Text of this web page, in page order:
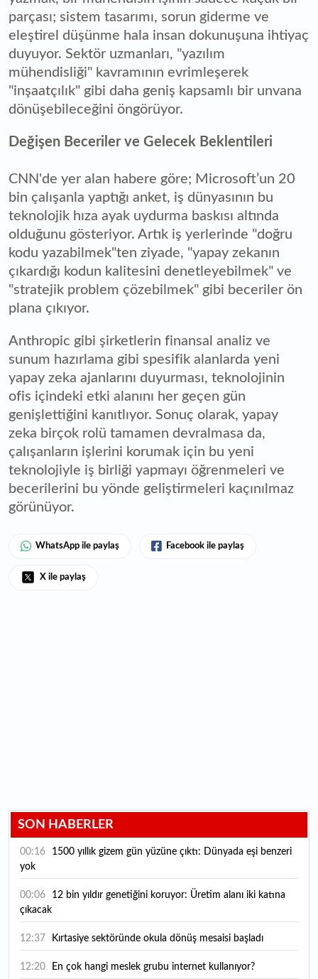
parçası; sistem tasarımı, sorun giderme ve
eleştirel düşünme hala insan dokunuşuna ihtiyaç
duyuyor. Sektör uzmanları, "yazılım
mühendisliği" kavramının evrimleşerek
"inşaatçılık" gibi daha geniş kapsamlı bir unvana
dönüşebileceğini öngörüyor.
Değişen Beceriler ve Gelecek Beklentileri
CNN'de yer alan habere göre; Microsoft’un 20
bin çalışanla yaptığı anket, iş dünyasının bu
teknolojik hıza ayak uydurma baskısı altında
olduğunu gösteriyor. Artık iş yerlerinde "doğru
kodu yazabilmek"ten ziyade, "yapay zekanın
çıkardığı kodun kalitesini denetleyebilmek" ve
"stratejik problem çözebilmek" gibi beceriler ön
plana çıkıyor.
Anthropic gibi şirketlerin finansal analiz ve
sunum hazırlama gibi spesifik alanlarda yeni
yapay zeka ajanlarını duyurması, teknolojinin
ofis içindeki etki alanını her geçen gün
genişlettiğini kanıtlıyor. Sonuç olarak, yapay
zeka birçok rolü tamamen devralmasa da,
çalışanların işlerini korumak için bu yeni
teknolojiyle iş birliği yapmayı öğrenmeleri ve
becerilerini bu yönde geliştirmeleri kaçınılmaz
görünüyor.
WhatsApp ile paylaş Facebook ile paylaş
X ile paylaş
SON HABERLER
00:16
yok
00:06
çıkacak
12:37 Kırtasiye sektöründe okula dönüş mesaisi başladı
12:20 En çok hangi meslek grubu internet kullanıyor?